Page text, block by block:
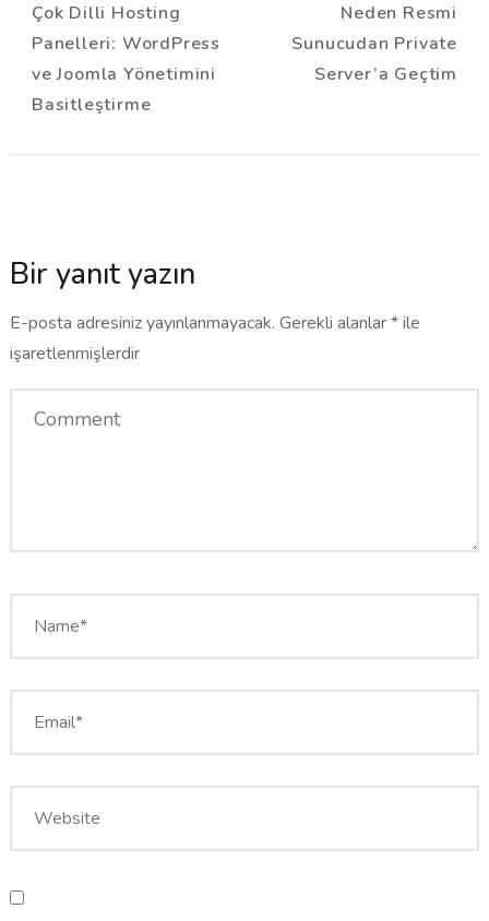
Navigation
Çok Dilli Hosting
Panelleri: WordPress
ve Joomla Yönetimini
Basitleştirme
Neden Resmi
Sunucudan Private
Server’a Geçtim
Bir yanıt yazın
E-posta adresiniz yayınlanmayacak. Gerekli alanlar*ile
işaretlenmişlerdir